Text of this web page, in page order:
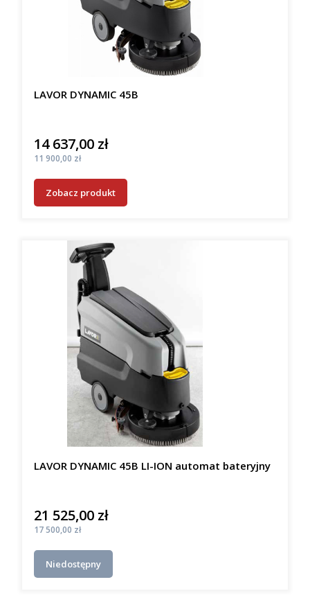
LAVOR DYNAMIC 45B
Cena
14 637,00 zł
Cena
11 900,00 zł
Zobacz produkt
LAVOR DYNAMIC 45B LI-ION automat bateryjny
Cena
21 525,00 zł
Cena
17 500,00 zł
Niedostępny